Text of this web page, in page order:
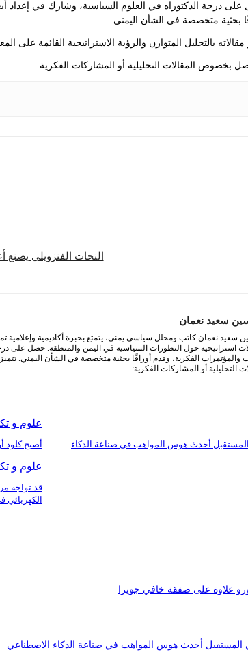
درجة الدكتوراه في العلوم السياسية، وشارك في إعداد
بحثية متخصصة في الشأن اليمني.
مقالاته بالتحليل المتوازن والرؤية الاستراتيجية القائمة على
بخصوص المقالات التحليلية أو المشاركات الفكرية:
النحات الفنزويلي يصنع
سعيد نعمان
سعيد نعمان كاتب ومحلل سياسي يمني، يتمتع بخبرة أكاديمية
استراتيجية حول التطورات السياسية في اليمن والمنطقة. حصل على
والمؤتمرات الفكرية، وقدم أوراقًا بحثية متخصصة في الشأن اليمني.
التحليلية أو المشاركات الفكرية:
أحدث هوس المواهب في صناعة الذكاء
علوم و
أصبح كلود أوبوس 5 قاسيًا تمامًا عندما تم
علوم و
قد تواجه
الكهربائي
المستقبل أحدث هوس المواهب في صناعة الذكاء الاصطناعي